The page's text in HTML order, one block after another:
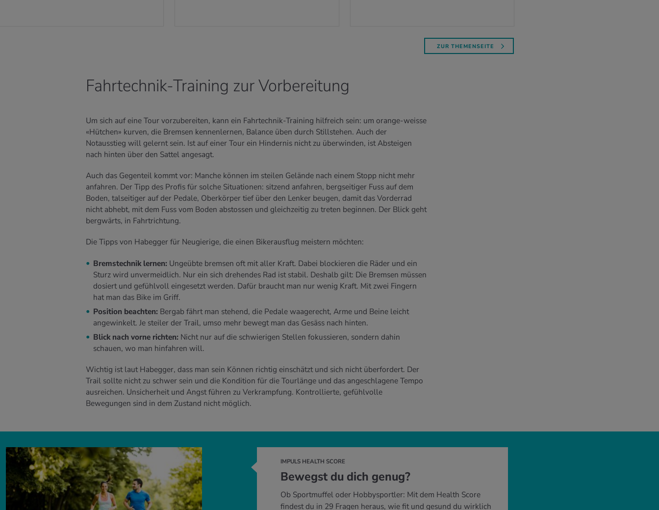
ZUR THEMENSEITE
Fahrtechnik-Training zur Vorbereitung
Um sich auf eine Tour vorzubereiten, kann ein Fahrtechnik-Training hilfreich sein: um orange-weisse
«Hütchen» kurven, die Bremsen kennenlernen, Balance üben durch Stillstehen. Auch der
Notausstieg will gelernt sein. Ist auf einer Tour ein Hindernis nicht zu überwinden, ist Absteigen
nach hinten über den Sattel angesagt.
Auch das Gegenteil kommt vor: Manche können im steilen Gelände nach einem Stopp nicht mehr
anfahren. Der Tipp des Profis für solche Situationen: sitzend anfahren, bergseitiger Fuss auf dem
Boden, talseitiger auf der Pedale, Oberkörper tief über den Lenker beugen, damit das Vorderrad
nicht abhebt, mit dem Fuss vom Boden abstossen und gleichzeitig zu treten beginnen. Der Blick geht
bergwärts, in Fahrtrichtung.
Die Tipps von Habegger für Neugierige, die einen Bikerausflug meistern möchten:
Bremstechnik lernen: Ungeübte bremsen oft mit aller Kraft. Dabei blockieren die Räder und ein
Sturz wird unvermeidlich. Nur ein sich drehendes Rad ist stabil. Deshalb gilt: Die Bremsen müssen
dosiert und gefühlvoll eingesetzt werden. Dafür braucht man nur wenig Kraft. Mit zwei Fingern
hat man das Bike im Griff.
Position beachten: Bergab fährt man stehend, die Pedale waagerecht, Arme und Beine leicht
angewinkelt. Je steiler der Trail, umso mehr bewegt man das Gesäss nach hinten.
Blick nach vorne richten: Nicht nur auf die schwierigen Stellen fokussieren, sondern dahin
schauen, wo man hinfahren will.
Wichtig ist laut Habegger, dass man sein Können richtig einschätzt und sich nicht überfordert. Der
Trail sollte nicht zu schwer sein und die Kondition für die Tourlänge und das angeschlagene Tempo
ausreichen. Unsicherheit und Angst führen zu Verkrampfung. Kontrollierte, gefühlvolle
Bewegungen sind in dem Zustand nicht möglich.
IMPULS HEALTH SCORE
Bewegst du dich genug?
Ob Sportmuffel oder Hobbysportler: Mit dem Health Score
findest du in 29 Fragen heraus, wie fit und gesund du wirklich